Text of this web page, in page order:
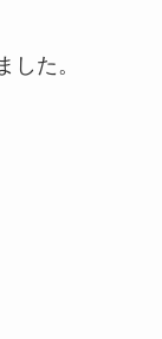
した。